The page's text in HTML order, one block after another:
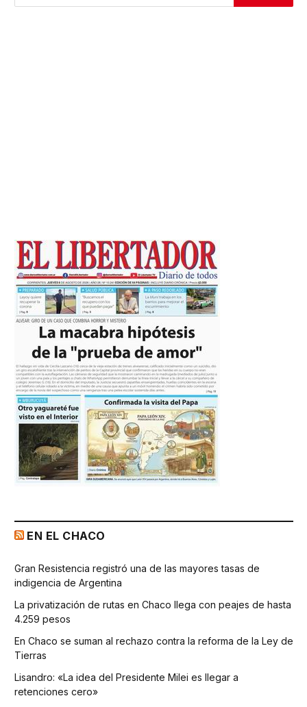
EN EL CHACO
Gran Resistencia registró una de las mayores tasas de
indigencia de Argentina
La privatización de rutas en Chaco llega con peajes de hasta
4.259 pesos
En Chaco se suman al rechazo contra la reforma de la Ley de
Tierras
Lisandro: «La idea del Presidente Milei es llegar a
retenciones cero»